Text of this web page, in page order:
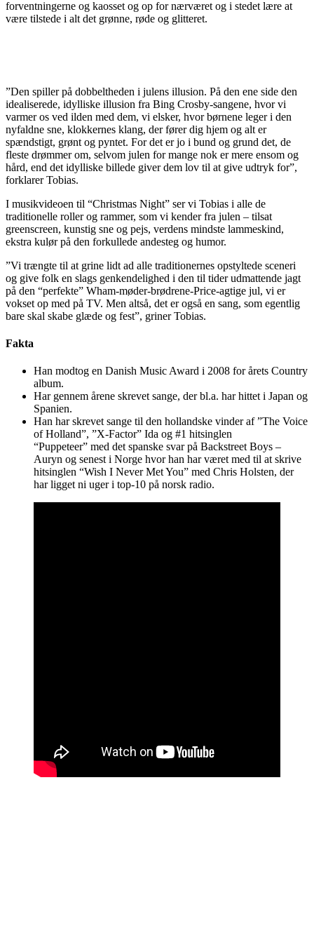
forventningerne og kaosset og op for nærværet og i stedet lære at
være tilstede i alt det grønne, røde og glitteret.
”Den spiller på dobbeltheden i julens illusion. På den ene side den
idealiserede, idylliske illusion fra Bing Crosby-sangene, hvor vi
varmer os ved ilden med dem, vi elsker, hvor børnene leger i den
nyfaldne sne, klokkernes klang, der fører dig hjem og alt er
spændstigt, grønt og pyntet. For det er jo i bund og grund det, de
fleste drømmer om, selvom julen for mange nok er mere ensom og
hård, end det idylliske billede giver dem lov til at give udtryk for”,
forklarer Tobias.
I musikvideoen til “Christmas Night” ser vi Tobias i alle de
traditionelle roller og rammer, som vi kender fra julen – tilsat
greenscreen, kunstig sne og pejs, verdens mindste lammeskind,
ekstra kulør på den forkullede andesteg og humor.
”Vi trængte til at grine lidt ad alle traditionernes opstyltede sceneri
og give folk en slags genkendelighed i den til tider udmattende jagt
på den “perfekte” Wham-møder-brødrene-Price-agtige jul, vi er
vokset op med på TV. Men altså, det er også en sang, som egentlig
bare skal skabe glæde og fest”, griner Tobias.
Fakta
Han modtog en Danish Music Award i 2008 for årets Country
album.
Har gennem årene skrevet sange, der bl.a. har hittet i Japan og
Spanien.
Han har skrevet sange til den hollandske vinder af ”The Voice
of Holland”, ”X-Factor” Ida og #1 hitsinglen
“Puppeteer” med det spanske svar på Backstreet Boys –
Auryn og senest i Norge hvor han har været med til at skrive
hitsinglen “Wish I Never Met You” med Chris Holsten, der
har ligget ni uger i top-10 på norsk radio.